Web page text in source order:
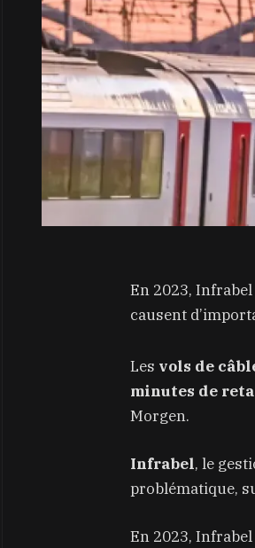
En 2023, Infrabel
causent
Les vols de
minutes de
Morgen.
Infrabel, le
problématique,
En 2023,